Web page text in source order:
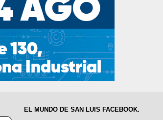
EL MUNDO DE SAN LUIS FACEBOOK.